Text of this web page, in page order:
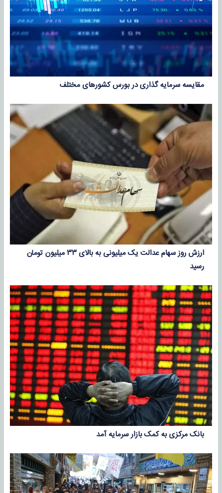
مقایسه سرمایه گذاری در بورس کشورهای مختلف
ارزش روز سهام عدالت یک میلیونی به بالای ۳۳ میلیون تومان
رسید
بانک مرکزی به کمک بازار سرمایه آمد